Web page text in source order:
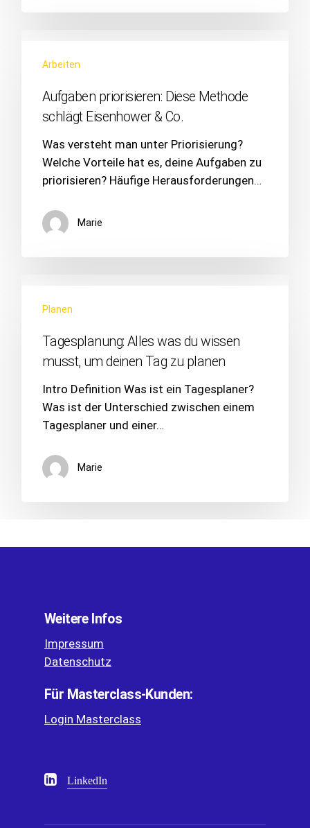
Arbeiten
Aufgaben priorisieren: Diese Methode
schlägt Eisenhower & Co.
Was versteht man unter Priorisierung?
Welche Vorteile hat es, deine Aufgaben zu
priorisieren? Häufige Herausforderungen…
Marie
Planen
Tagesplanung: Alles was du wissen
musst, um deinen Tag zu planen
Intro Definition Was ist ein Tagesplaner?
Was ist der Unterschied zwischen einem
Tagesplaner und einer…
Marie
Weitere Infos
Impressum
Datenschutz
Für Masterclass-Kunden:
Login Masterclass
LinkedIn